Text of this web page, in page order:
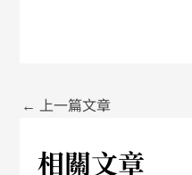
← 上一篇文章
相關文章